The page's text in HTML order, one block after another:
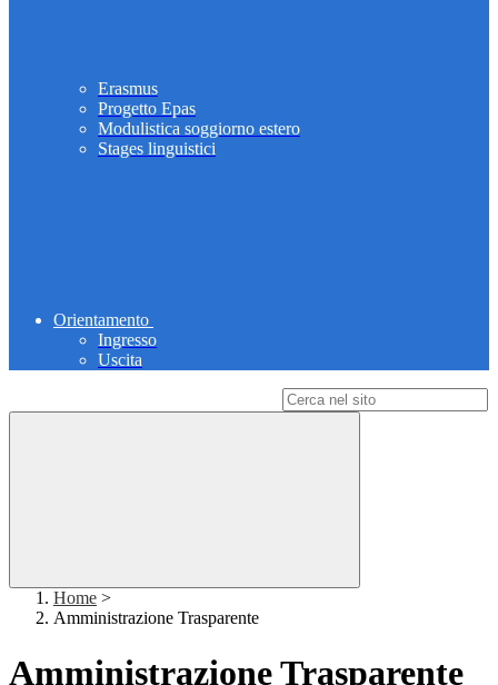
Erasmus
Progetto Epas
Modulistica soggiorno estero
Stages linguistici
Orientamento
Ingresso
Uscita
Home >
Amministrazione Trasparente
Amministrazione Trasparente